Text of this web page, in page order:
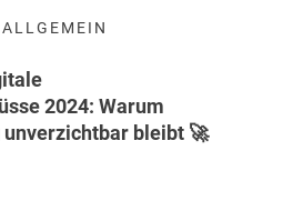
ALLGEMEIN
2024: Warum
bleibt 🚀